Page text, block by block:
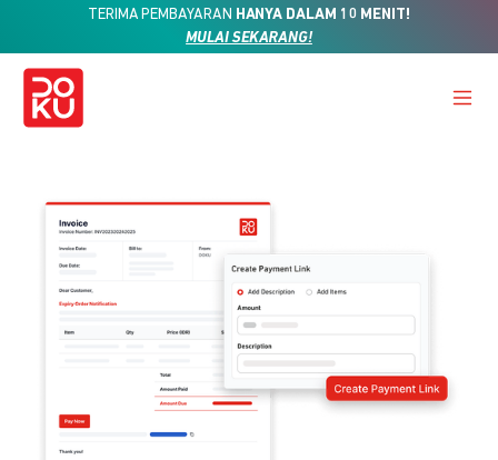
TERIMA PEMBAYARAN HANYA DALAM 10 MENIT!
MULAI SEKARANG!